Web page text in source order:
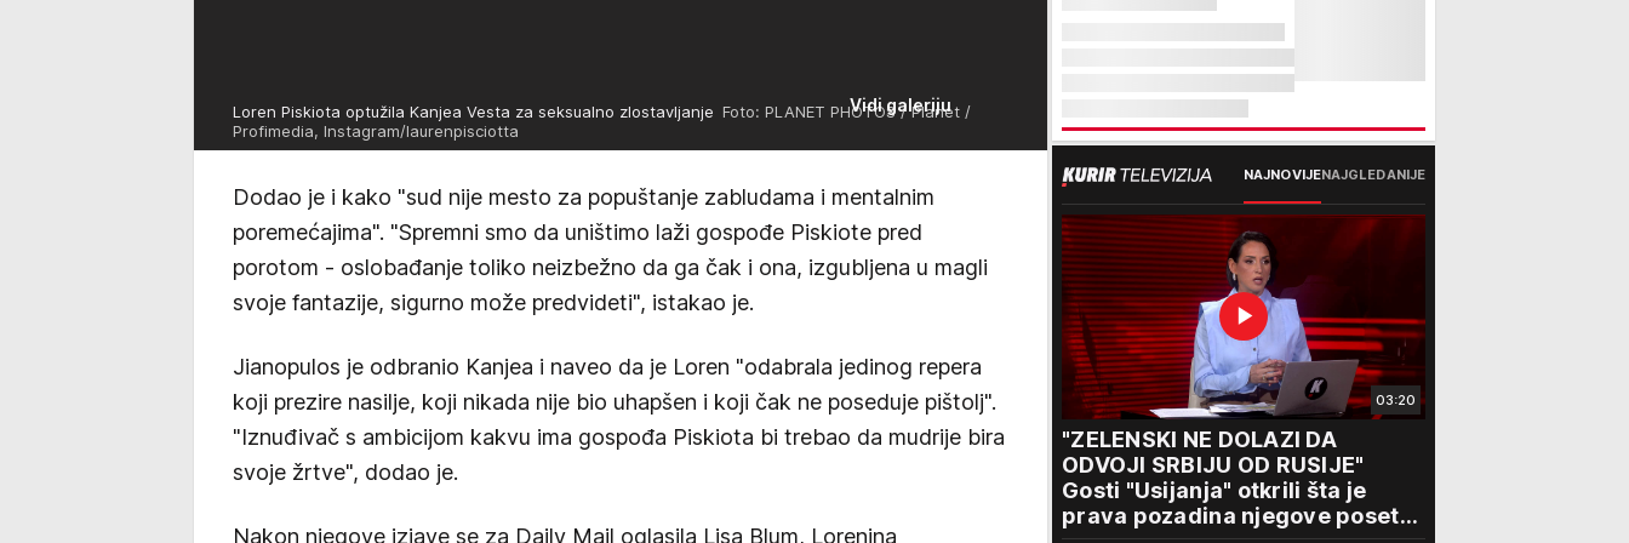
Vidi galeriju
Loren Piskiota optužila Kanjea Vesta za seksualno zlostavljanje Foto: PLANET PHOTOS / Planet /
Profimedia, Instagram/laurenpisciotta
Dodao je i kako "sud nije mesto za popuštanje zabludama i mentalnim
poremećajima". "Spremni smo da uništimo laži gospođe Piskiote pred
porotom - oslobađanje toliko neizbežno da ga čak i ona, izgubljena u magli
svoje fantazije, sigurno može predvideti", istakao je.
Jianopulos je odbranio Kanjea i naveo da je Loren "odabrala jedinog repera
koji prezire nasilje, koji nikada nije bio uhapšen i koji čak ne poseduje pištolj".
"Iznuđivač s ambicijom kakvu ima gospođa Piskiota bi trebao da mudrije bira
svoje žrtve", dodao je.
Nakon njegove izjave se za Daily Mail oglasila Lisa Blum, Lorenina
NAJNOVIJENAJGLEDANIJE
03:20
"ZELENSKI NE DOLAZI DA
ODVOJI SRBIJU OD RUSIJE"
Gosti "Usijanja" otkrili šta je
prava pozadina njegove posete